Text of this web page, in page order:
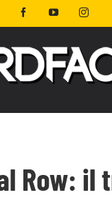
FacebookYouTube
Row: il